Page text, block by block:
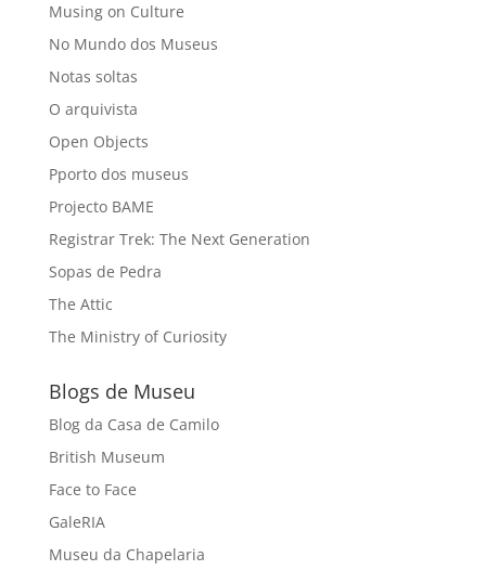
Musing on Culture
No Mundo dos Museus
Notas soltas
O arquivista
Open Objects
Pporto dos museus
Projecto BAME
Registrar Trek: The Next Generation
Sopas de Pedra
The Attic
The Ministry of Curiosity
Blogs de Museu
Blog da Casa de Camilo
British Museum
Face to Face
GaleRIA
Museu da Chapelaria